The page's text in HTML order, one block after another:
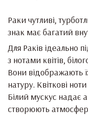
Раки чутливі,
знак має багатий
Для Раків ідеально
з нотами квітів,
Вони відображають
натуру. Квіткові
Білий мускус надає
створюють